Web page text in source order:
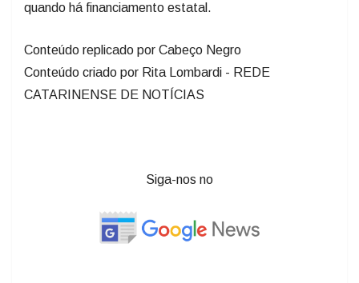
quando há financiamento estatal.
Conteúdo replicado por Cabeço Negro​
Conteúdo criado por Rita Lombardi - REDE
CATARINENSE DE NOTÍCIAS
Siga-nos no